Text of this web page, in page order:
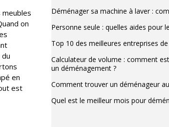
on
en
est
Déménager sa machine à laver :
Personne seule : quelles aides pour
Top 10 des meilleures entreprises
Calculateur de volume : comment
un déménagement ?
Comment trouver un déménageur
Quel est le meilleur mois pour